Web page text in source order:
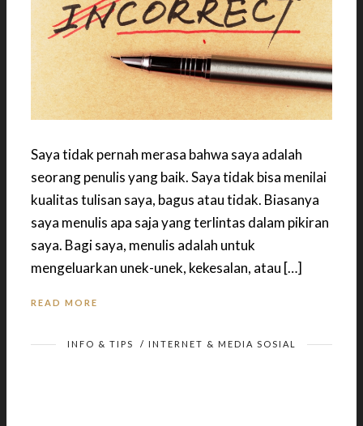
Saya tidak pernah merasa bahwa saya adalah
seorang penulis yang baik. Saya tidak bisa menilai
kualitas tulisan saya, bagus atau tidak. Biasanya
saya menulis apa saja yang terlintas dalam pikiran
saya. Bagi saya, menulis adalah untuk
mengeluarkan unek-unek, kekesalan, atau […]
READ MORE
INFO & TIPS / INTERNET & MEDIA SOSIAL